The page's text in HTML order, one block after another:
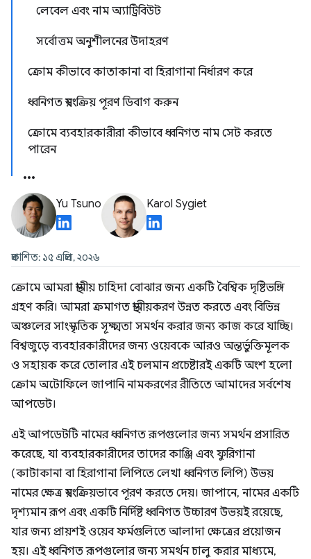
লেবেল এবং নাম অ্যাট্রিবিউট
সর্বোত্তম অনুশীলনের উদাহরণ
ক্রোম কীভাবে কাতাকানা বা হিরাগানা নির্ধারণ করে
ধ্বনিগত স্বয়ংক্রিয় পূরণ ডিবাগ করুন
ক্রোমে ব্যবহারকারীরা কীভাবে ধ্বনিগত নাম সেট করতে
পারেন
Yu Tsuno Karol Sygiet
প্রকাশিত: ১৫ এপ্রিল, ২০২৬
ক্রোমে আমরা স্থানীয় চাহিদা বোঝার জন্য একটি বৈশ্বিক দৃষ্টিভঙ্গি
গ্রহণ করি। আমরা ক্রমাগত স্থানীয়করণ উন্নত করতে এবং বিভিন্ন
অঞ্চলের সাংস্কৃতিক সূক্ষ্মতা সমর্থন করার জন্য কাজ করে যাচ্ছি।
বিশ্বজুড়ে ব্যবহারকারীদের জন্য ওয়েবকে আরও অন্তর্ভুক্তিমূলক
ও সহায়ক করে তোলার এই চলমান প্রচেষ্টারই একটি অংশ হলো
ক্রোম অটোফিলে জাপানি নামকরণের রীতিতে আমাদের সর্বশেষ
আপডেট।
এই আপডেটটি নামের ধ্বনিগত রূপগুলোর জন্য সমর্থন প্রসারিত
করেছে, যা ব্যবহারকারীদের তাদের কাঞ্জি এবং ফুরিগানা
(কাটাকানা বা হিরাগানা লিপিতে লেখা ধ্বনিগত লিপি) উভয়
নামের ক্ষেত্র স্বয়ংক্রিয়ভাবে পূরণ করতে দেয়। জাপানে, নামের একটি
দৃশ্যমান রূপ এবং একটি নির্দিষ্ট ধ্বনিগত উচ্চারণ উভয়ই রয়েছে,
যার জন্য প্রায়শই ওয়েব ফর্মগুলিতে আলাদা ক্ষেত্রের প্রয়োজন
হয়। এই ধ্বনিগত রূপগুলোর জন্য সমর্থন চালু করার মাধ্যমে,